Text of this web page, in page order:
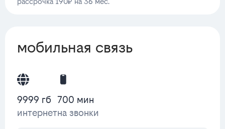
мобильная связь
9999 гб
интернет
700 мин
на звонки